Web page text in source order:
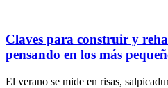
Claves para construir y
pensando en los más
El verano se mide en risas,